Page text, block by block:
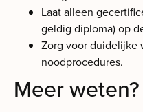
Laat alleen
geldig diploma) op
Zorg voor duidelijke
noodprocedures.
Meer weten?